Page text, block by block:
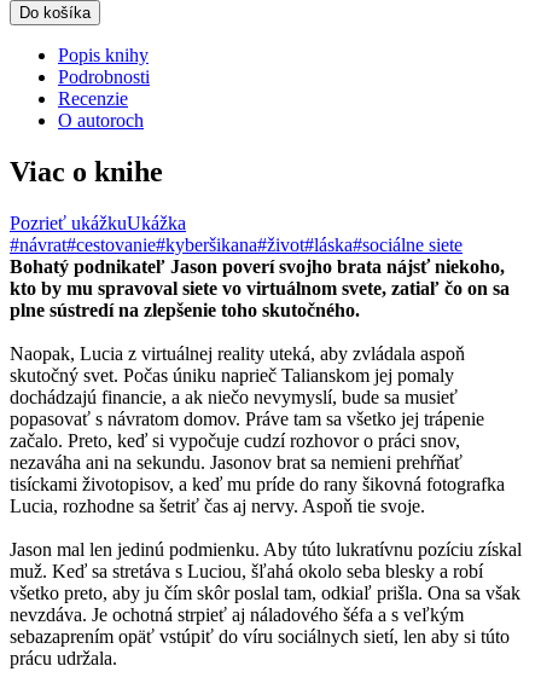
Do košíka
Popis knihy
Podrobnosti
Recenzie
O autoroch
Viac o knihe
Pozrieť ukážkuUkážka
#návrat#cestovanie#kyberšikana#život#láska#sociálne siete
Bohatý podnikateľ Jason poverí svojho brata nájsť niekoho,
kto by mu spravoval siete vo virtuálnom svete, zatiaľ čo on sa
plne sústredí na zlepšenie toho skutočného.
Naopak, Lucia z virtuálnej reality uteká, aby zvládala aspoň
skutočný svet. Počas úniku naprieč Talianskom jej pomaly
dochádzajú financie, a ak niečo nevymyslí, bude sa musieť
popasovať s návratom domov. Práve tam sa všetko jej trápenie
začalo. Preto, keď si vypočuje cudzí rozhovor o práci snov,
nezaváha ani na sekundu. Jasonov brat sa nemieni prehŕňať
tisíckami životopisov, a keď mu príde do rany šikovná fotografka
Lucia, rozhodne sa šetriť čas aj nervy. Aspoň tie svoje.
Jason mal len jedinú podmienku. Aby túto lukratívnu pozíciu získal
muž. Keď sa stretáva s Luciou, šľahá okolo seba blesky a robí
všetko preto, aby ju čím skôr poslal tam, odkiaľ prišla. Ona sa však
nevzdáva. Je ochotná strpieť aj náladového šéfa a s veľkým
sebazaprením opäť vstúpiť do víru sociálnych sietí, len aby si túto
prácu udržala.